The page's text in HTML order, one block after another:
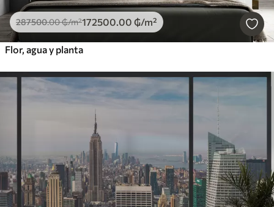
287500.00₲/m²172500 .00 ₲/m²
Flor, agua y planta